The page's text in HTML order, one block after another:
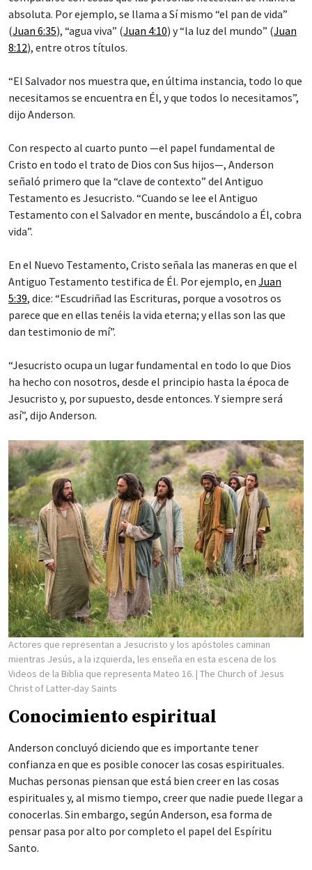
absoluta. Por ejemplo, se llama a Sí mismo “el pan de vida”
(Juan 6:35), “agua viva” (Juan 4:10) y “la luz del mundo” (Juan
8:12), entre otros títulos.
“El Salvador nos muestra que, en última instancia, todo lo que
necesitamos se encuentra en Él, y que todos lo necesitamos”,
dijo Anderson.
Con respecto al cuarto punto —el papel fundamental de
Cristo en todo el trato de Dios con Sus hijos—, Anderson
señaló primero que la “clave de contexto” del Antiguo
Testamento es Jesucristo. “Cuando se lee el Antiguo
Testamento con el Salvador en mente, buscándolo a Él, cobra
vida”.
En el Nuevo Testamento, Cristo señala las maneras en que el
Antiguo Testamento testifica de Él. Por ejemplo, en Juan
5:39, dice: “Escudriñad las Escrituras, porque a vosotros os
parece que en ellas tenéis la vida eterna; y ellas son las que
dan testimonio de mí”.
“Jesucristo ocupa un lugar fundamental en todo lo que Dios
ha hecho con nosotros, desde el principio hasta la época de
Jesucristo y, por supuesto, desde entonces. Y siempre será
así”, dijo Anderson.
Actores que representan a Jesucristo y los apóstoles caminan
mientras Jesús, a la izquierda, les enseña en esta escena de los
Videos de la Biblia que representa Mateo 16. | The Church of Jesus
Christ of Latter-day Saints
Conocimiento espiritual
Anderson concluyó diciendo que es importante tener
confianza en que es posible conocer las cosas espirituales.
Muchas personas piensan que está bien creer en las cosas
espirituales y, al mismo tiempo, creer que nadie puede llegar a
conocerlas. Sin embargo, según Anderson, esa forma de
pensar pasa por alto por completo el papel del Espíritu
Santo.